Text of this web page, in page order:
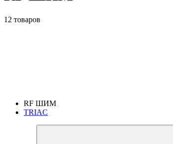
12 товаров
RF ШИМ
TRIAC